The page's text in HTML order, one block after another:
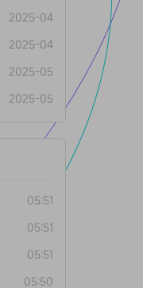
2025-04
2025-04
2025-05
2025-05
05:51
05:51
05:51
05:50